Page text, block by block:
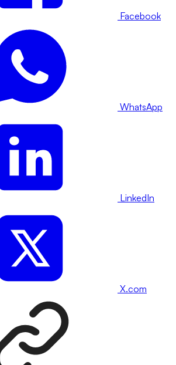
Facebook
WhatsApp
LinkedIn
X.com